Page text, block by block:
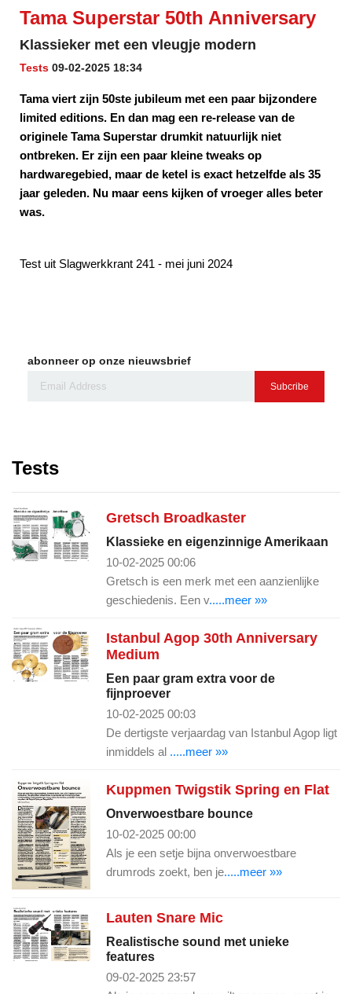
Tama Superstar 50th Anniversary
Klassieker met een vleugje modern
Tests 09-02-2025 18:34
Tama viert zijn 50ste jubileum met een paar bijzondere
limited editions. En dan mag een re-release van de
originele Tama Superstar drumkit natuurlijk niet
ontbreken. Er zijn een paar kleine tweaks op
hardwaregebied, maar de ketel is exact hetzelfde als 35
jaar geleden. Nu maar eens kijken of vroeger alles beter
was.
Test uit Slagwerkkrant 241 - mei juni 2024
abonneer op onze nieuwsbrief
Subcribe
Tests
Gretsch Broadkaster
Klassieke en eigenzinnige Amerikaan
10-02-2025 00:06
Gretsch is een merk met een aanzienlijke
geschiedenis. Een v.....meer »»
Istanbul Agop 30th Anniversary
Medium
Een paar gram extra voor de
fijnproever
10-02-2025 00:03
De dertigste verjaardag van Istanbul Agop ligt
inmiddels al .....meer »»
Kuppmen Twigstik Spring en Flat
Onverwoestbare bounce
10-02-2025 00:00
Als je een setje bijna onverwoestbare
drumrods zoekt, ben je.....meer »»
Lauten Snare Mic
Realistische sound met unieke
features
09-02-2025 23:57